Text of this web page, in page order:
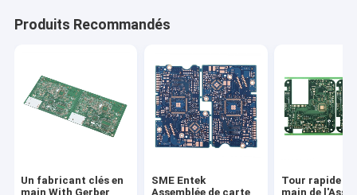
Produits Recommandés
Un fabricant clés en
main With Gerber
SME Entek
Assemblée de carte
Tour rapide
main de